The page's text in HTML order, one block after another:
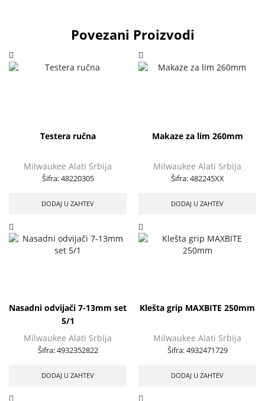
Povezani Proizvodi
Testera ručna
Milwaukee Alati Srbija
Šifra:48220305
DODAJ U ZAHTEV
Makaze za lim 260mm
Milwaukee Alati Srbija
Šifra:482245XX
DODAJ U ZAHTEV
Nasadni odvijači 7-13mm set
5/1
Milwaukee Alati Srbija
Šifra:4932352822
DODAJ U ZAHTEV
Klešta grip MAXBITE 250mm
Milwaukee Alati Srbija
Šifra:4932471729
DODAJ U ZAHTEV